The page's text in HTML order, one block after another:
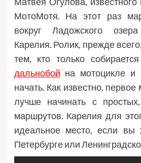
МотоМотя. На этот раз
вокруг Ладожского
Карелия. Ролик, прежде
тем, кто только
дальнобой на мотоцикле и
начать. Как известно,
лучше начинать с
маршрутов. Карелия для
идеальное место, если вы
Петербурге или